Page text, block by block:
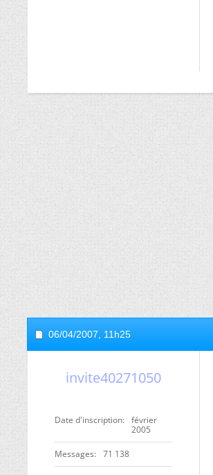
06/04/2007, 11h25
invite40271050
Date d'inscription
février
2005
Messages 71 138